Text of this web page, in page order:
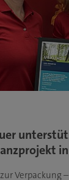
Verpackung